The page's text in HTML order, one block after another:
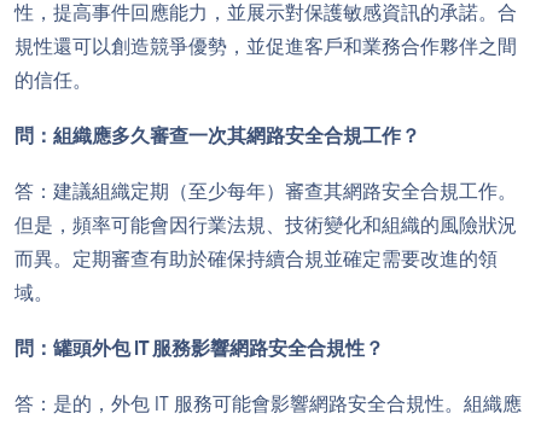
性，提高事件回應能力，並展示對保護敏感資訊的承諾。合
規性還可以創造競爭優勢，並促進客戶和業務合作夥伴之間
的信任。
問：組織應多久審查一次其網路安全合規工作？
答：建議組織定期（至少每年）審查其網路安全合規工作。
但是，頻率可能會因行業法規、技術變化和組織的風險狀況
而異。定期審查有助於確保持續合規並確定需要改進的領
域。
問：罐頭外包 IT 服務影響網路安全合規性？
答：是的，外包 IT 服務可能會影響網路安全合規性。組織應